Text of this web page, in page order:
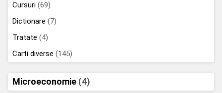
Cursuri (69)
Dictionare (7)
Tratate (4)
Carti diverse (145)
Microeconomie (4)